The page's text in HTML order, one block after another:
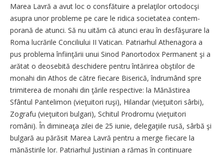
Marea Lavră a avut loc o consfătuire a prelaţilor ortodocşi
asupra unor probleme pe care le ridica societatea con­tem­
porană de atunci. Să nu uităm că atunci erau în desfăşurare la
Roma lucrările Conciliului II Vatican. Patriarhul Athenagora a
pus problema înfiinţării unui Sinod Panortodox Permanent şi a
arătat o deosebită deschidere pentru întărirea obştilor de
monahi din Athos de către fiecare Biserică, îndrumând spre
trimiterea de monahi din ţările respective: la Mănăstirea
Sfântul Pantelimon (vie­ţuitori ruşi), Hilandar (vie­ţui­tori sârbi),
Zografu (vieţuitori bulgari), Schitul Prodromu (vieţuitori
români). În dimineaţa zilei de 25 iunie, delegaţiile rusă, sârbă şi
bulgară au părăsit Marea Lavră pentru a merge fiecare la
mănăs­ti­rile lor. Patriarhul Justinian a rămas în continuare